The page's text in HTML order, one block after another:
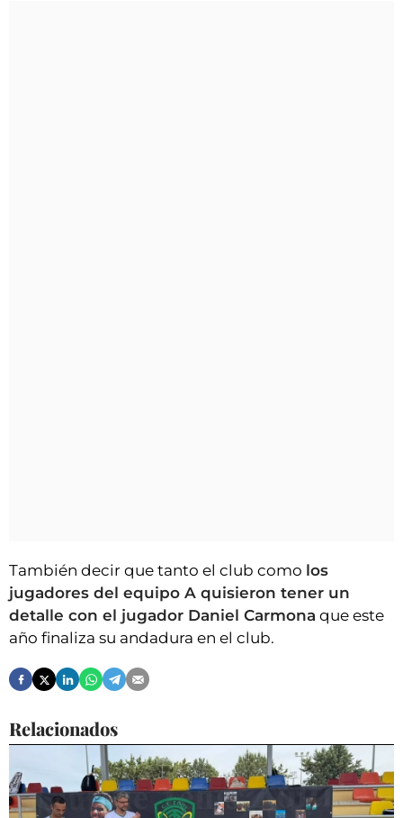
También decir que tanto el club como los
jugadores del equipo A quisieron tener un
detalle con el jugador Daniel Carmona que este
año finaliza su andadura en el club.
Relacionados